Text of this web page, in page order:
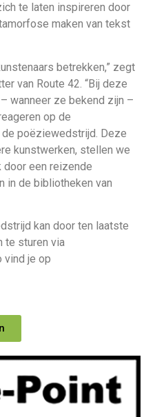
te laten inspireren door
maken van tekst
betrekken,” zegt
van Route 42. “Bij deze
wanneer ze bekend zijn –
op de
poëziewedstrijd. Deze
kunstwerken, stellen we
door een reizende
in de bibliotheken van
kan door ten laatste
te sturen via
vind je op